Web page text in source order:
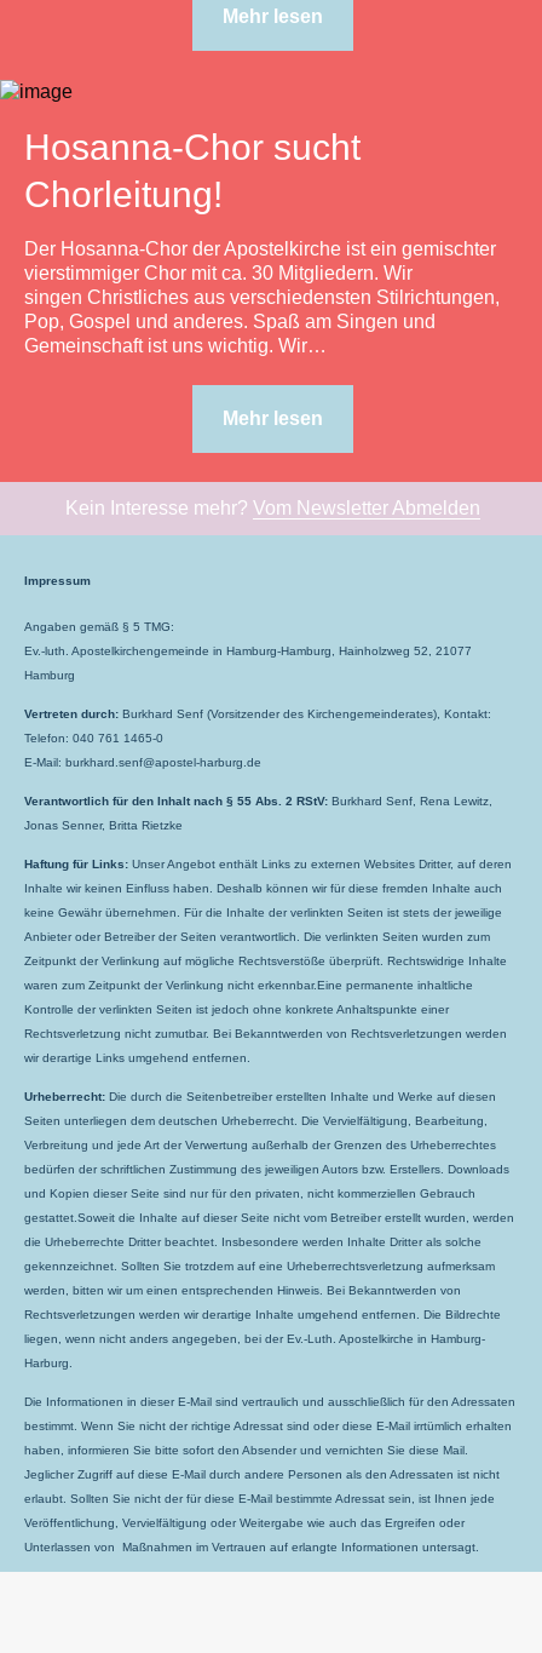
Mehr lesen
Hosanna-Chor sucht
Chorleitung!
Der Hosanna-Chor der Apostelkirche ist ein gemischter
vierstimmiger Chor mit ca. 30 Mitgliedern. Wir
singen Christliches aus verschiedensten Stil­richtungen,
Pop, Gospel und anderes. Spaß am Singen und
Gemeinschaft ist uns wichtig. Wir…
Mehr lesen
Kein Interesse mehr? Vom Newsletter Abmelden
Impressum
Angaben gemäß § 5 TMG:
Ev.-luth. Apostelkirchengemeinde in Hamburg-Hamburg, Hainholzweg 52, 21077
Hamburg
Vertreten durch: Burkhard Senf (Vorsitzender des Kirchengemeinderates), Kontakt:
Telefon: 040 761 1465-0
E-Mail: burkhard.senf@apostel-harburg.de
Verantwortlich für den Inhalt nach § 55 Abs. 2 RStV: Burkhard Senf, Rena Lewitz,
Jonas Senner, Britta Rietzke
Haftung für Links: Unser Angebot enthält Links zu externen Websites Dritter, auf deren
Inhalte wir keinen Einfluss haben. Deshalb können wir für diese fremden Inhalte auch
keine Gewähr übernehmen. Für die Inhalte der verlinkten Seiten ist stets der jeweilige
Anbieter oder Betreiber der Seiten verantwortlich. Die verlinkten Seiten wurden zum
Zeitpunkt der Verlinkung auf mögliche Rechtsverstöße überprüft. Rechtswidrige Inhalte
waren zum Zeitpunkt der Verlinkung nicht erkennbar.Eine permanente inhaltliche
Kontrolle der verlinkten Seiten ist jedoch ohne konkrete Anhaltspunkte einer
Rechtsverletzung nicht zumutbar. Bei Bekanntwerden von Rechtsverletzungen werden
wir derartige Links umgehend entfernen.
Urheberrecht: Die durch die Seitenbetreiber erstellten Inhalte und Werke auf diesen
Seiten unterliegen dem deutschen Urheberrecht. Die Vervielfältigung, Bearbeitung,
Verbreitung und jede Art der Verwertung außerhalb der Grenzen des Urheberrechtes
bedürfen der schriftlichen Zustimmung des jeweiligen Autors bzw. Erstellers. Downloads
und Kopien dieser Seite sind nur für den privaten, nicht kommerziellen Gebrauch
gestattet.Soweit die Inhalte auf dieser Seite nicht vom Betreiber erstellt wurden, werden
die Urheberrechte Dritter beachtet. Insbesondere werden Inhalte Dritter als solche
gekennzeichnet. Sollten Sie trotzdem auf eine Urheberrechtsverletzung aufmerksam
werden, bitten wir um einen entsprechenden Hinweis. Bei Bekanntwerden von
Rechtsverletzungen werden wir derartige Inhalte umgehend entfernen. Die Bildrechte
liegen, wenn nicht anders angegeben, bei der Ev.-Luth. Apostelkirche in Hamburg-
Harburg.
Die Informationen in dieser E-Mail sind vertraulich und ausschließlich für den Adressaten
bestimmt. Wenn Sie nicht der richtige Adressat sind oder diese E-Mail irrtümlich erhalten
haben, informieren Sie bitte sofort den Absender und vernichten Sie diese Mail.
Jeglicher Zugriff auf diese E-Mail durch andere Personen als den Adressaten ist nicht
erlaubt. Sollten Sie nicht der für diese E-Mail bestimmte Adressat sein, ist Ihnen jede
Veröffentlichung, Vervielfältigung oder Weitergabe wie auch das Ergreifen oder
Unterlassen von Maßnahmen im Vertrauen auf erlangte Informationen untersagt.